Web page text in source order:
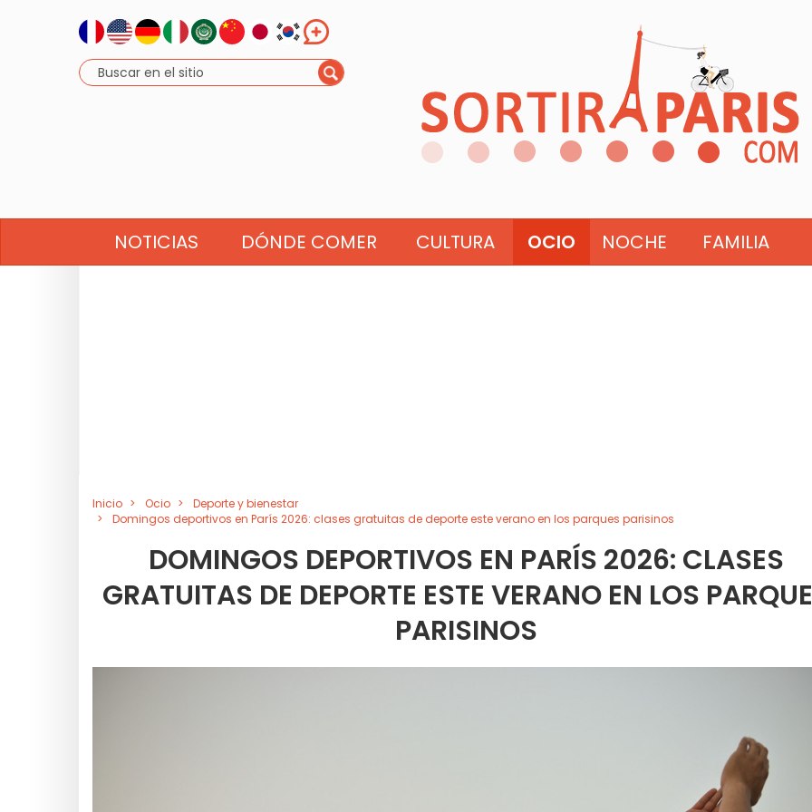
NOTICIAS DÓNDE COMER CULTURA OCIO NOCHE FAMILIA
Inicio Ocio
Deporte y bienestar
Domingos deportivos en París 2026: clases gratuitas de deporte este verano en los parques parisinos
DOMINGOS DEPORTIVOS EN PARÍS 2026: CLASES
GRATUITAS DE DEPORTE ESTE VERANO EN LOS
PARISINOS